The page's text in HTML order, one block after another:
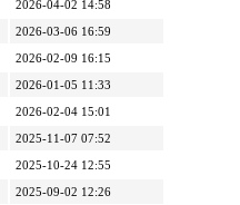
2026-04-02 14:58
2026-03-06 16:59
2026-02-09 16:15
2026-01-05 11:33
2026-02-04 15:01
2025-11-07 07:52
2025-10-24 12:55
2025-09-02 12:26